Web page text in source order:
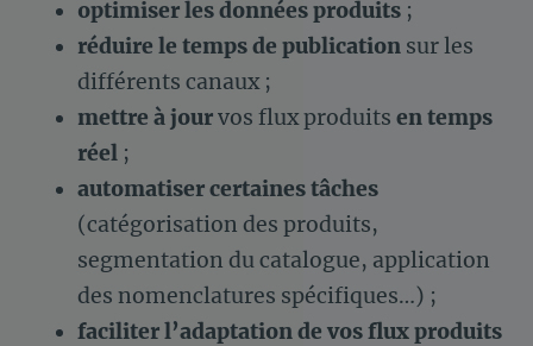
optimiser les données produits ;
réduire le temps de publication sur les
différents canaux ;
mettre à jourvos flux produits en temps
réel ;
automatiser certaines tâches
(catégorisation des produits,
segmentation du catalogue, application
des nomenclatures spécifiques…) ;
faciliter l’adaptation de vos flux produits